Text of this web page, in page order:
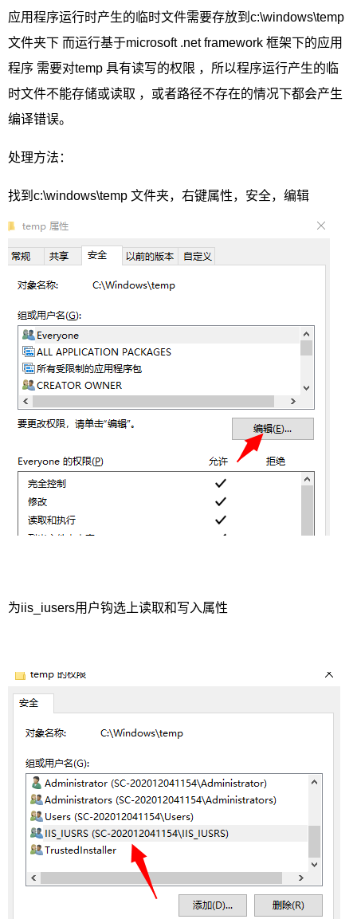
应用程序运行时产生的临时文件需要存放到c:\windows\temp
文件夹下 而运行基于microsoft .net framework 框架下的应用
程序 需要对temp 具有读写的权限 ，所以程序运行产生的临
时文件不能存储或读取 ，或者路径不存在的情况下都会产生
编译错误。
处理方法：
找到c:\windows\temp 文件夹，右键属性，安全，编辑
为iis_iusers用户钩选上读取和写入属性